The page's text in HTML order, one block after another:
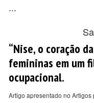
...
“Nise, o coração
femininas em um
ocupacional.
Artigo apresentado no